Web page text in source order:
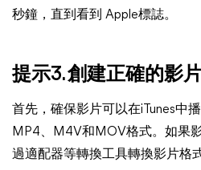
秒鐘，直到看到 Apple標誌。
提示3. 創建正確的影
首先，確保影片可以在iTunes中
MP4、M4V和MOV格式。如果
過適配器等轉換工具轉換影片格